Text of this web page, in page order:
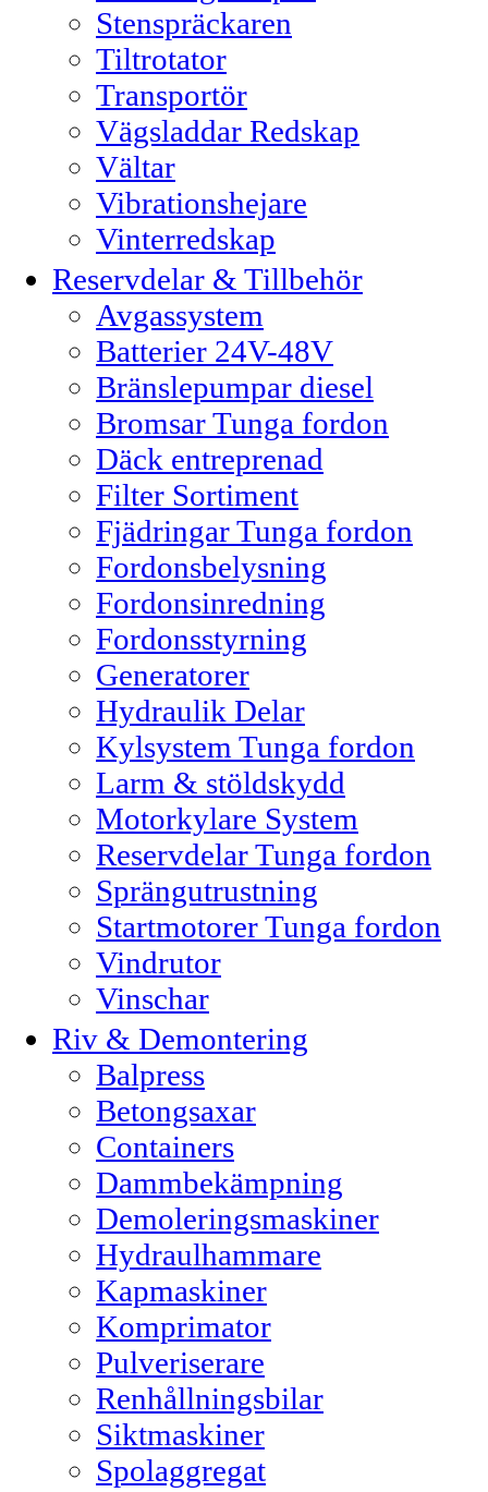
Stenspräckaren
Tiltrotator
Transportör
Vägsladdar Redskap
Vältar
Vibrationshejare
Vinterredskap
Reservdelar & Tillbehör
Avgassystem
Batterier 24V-48V
Bränslepumpar diesel
Bromsar Tunga fordon
Däck entreprenad
Filter Sortiment
Fjädringar Tunga fordon
Fordonsbelysning
Fordonsinredning
Fordonsstyrning
Generatorer
Hydraulik Delar
Kylsystem Tunga fordon
Larm & stöldskydd
Motorkylare System
Reservdelar Tunga fordon
Sprängutrustning
Startmotorer Tunga fordon
Vindrutor
Vinschar
Riv & Demontering
Balpress
Betongsaxar
Containers
Dammbekämpning
Demoleringsmaskiner
Hydraulhammare
Kapmaskiner
Komprimator
Pulveriserare
Renhållningsbilar
Siktmaskiner
Spolaggregat